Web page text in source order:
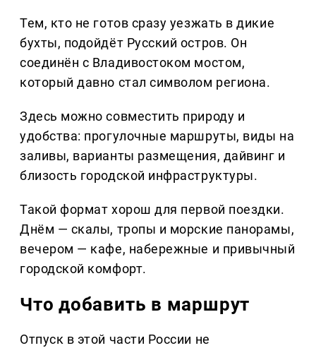
Тем, кто не готов сразу уезжать в дикие
бухты, подойдёт Русский остров. Он
соединён с Владивостоком мостом,
который давно стал символом региона.
Здесь можно совместить природу и
удобства: прогулочные маршруты, виды на
заливы, варианты размещения, дайвинг и
близость городской инфраструктуры.
Такой формат хорош для первой поездки.
Днём — скалы, тропы и морские панорамы,
вечером — кафе, набережные и привычный
городской комфорт.
Что добавить в маршрут
Отпуск в этой части России не